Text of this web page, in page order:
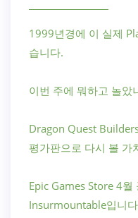
1999년경에 이 실제
습니다.
이번 주에 뭐하고 놀았
Dragon Quest
평가판으로 다시 볼 가
Epic Games Store 4월
Insurmountable입니